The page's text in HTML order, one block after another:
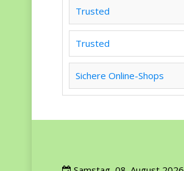
Trusted
Trusted
Sichere Online-Shops